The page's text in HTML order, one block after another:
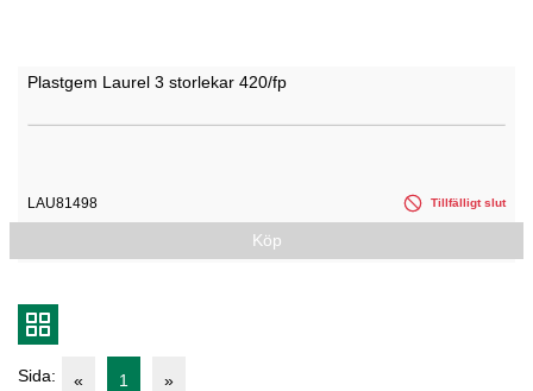
Plastgem Laurel 3 storlekar 420/fp
LAU81498 Tillfälligt slut
Köp
Sida: « 1 »